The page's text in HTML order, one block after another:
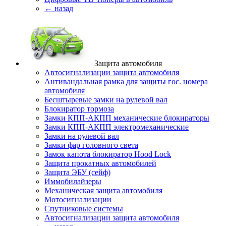
← назад
Защита автомобиля
Автосигнализации защита автомобиля
Антивандальная рамка для защиты гос. номера
автомобиля
Бесштыревые замки на рулевой вал
Блокиратор тормоза
Замки КПП-АКПП механические блокираторы
Замки КПП-АКПП электромеханические
Замки на рулевой вал
Замки фар головного света
Замок капота блокиратор Hood Lock
Защита прокатных автомобилей
Защита ЭБУ (сейф)
Иммобилайзеры
Механическая защита автомобиля
Мотосигнализации
Спутниковые системы
Автосигнализации защита автомобиля